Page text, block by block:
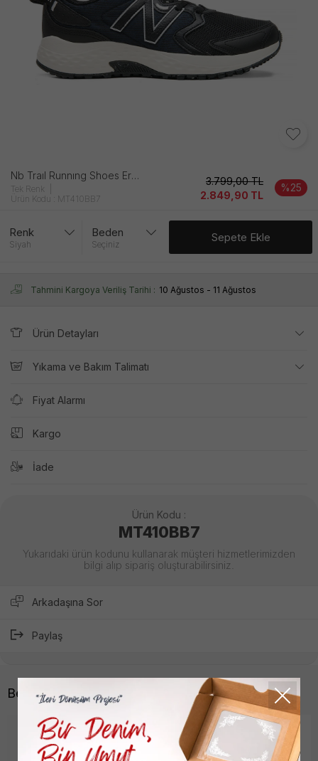
Nb Traıl Runnıng Shoes Erkek Si̇yah Ayakkabı
Tek Renk
Ürün Kodu : MT410BB7
3.799,00TL
2.849,90 TL
%25
Renk
Siyah
Beden
Seçiniz
Sepete Ekle
Tahmini Kargoya Veriliş Tarihi : 10 Ağustos - 11 Ağustos
Ürün Detayları
Yıkama ve Bakım Talimatı
Fiyat Alarmı
Kargo
İade
Ürün Kodu :
MT410BB7
Yukarıdaki ürün kodunu kullanarak müşteri hizmetlerimizden
bilgi alıp sipariş oluşturabilirsiniz.
Arkadaşına Sor
Paylaş
Benzer Ürünler